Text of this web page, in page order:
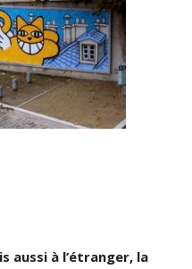
aussi à l’étranger, la